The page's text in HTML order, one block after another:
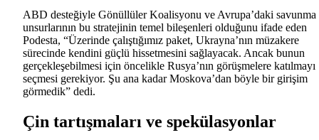
ABD desteğiyle Gönüllüler Koalisyonu ve Avrupa’daki savunma
unsurlarının bu stratejinin temel bileşenleri olduğunu ifade eden
Podesta, “Üzerinde çalıştığımız paket, Ukrayna’nın müzakere
sürecinde kendini güçlü hissetmesini sağlayacak. Ancak bunun
gerçekleşebilmesi için öncelikle Rusya’nın görüşmelere katılmayı
seçmesi gerekiyor. Şu ana kadar Moskova’dan böyle bir girişim
görmedik” dedi.
Çin tartışmaları ve spekülasyonlar